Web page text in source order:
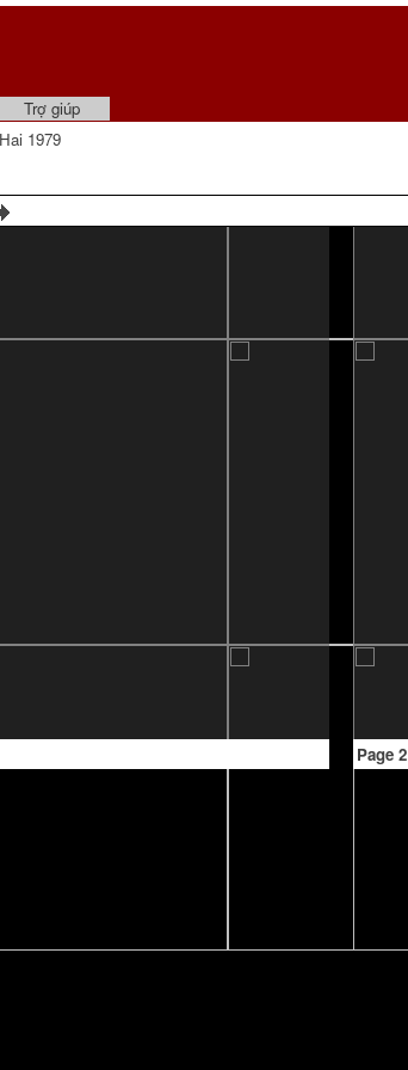
Trợ giúp
1979
Page 2